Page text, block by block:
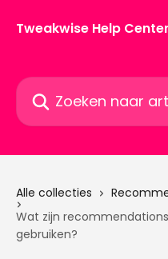
Tweakwise Help Center
Zoeken naar artikelen ...
Alle collecties
Wat zijn
gebruiken?